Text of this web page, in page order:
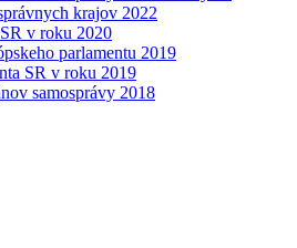
krajov 2022
v roku 2020
parlamentu 2019
SR v roku 2019
samosprávy 2018